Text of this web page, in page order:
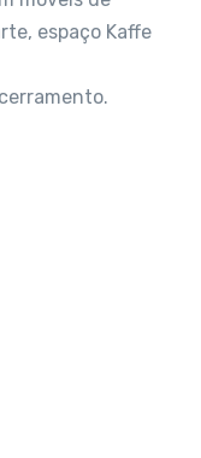
espaço Kaffe